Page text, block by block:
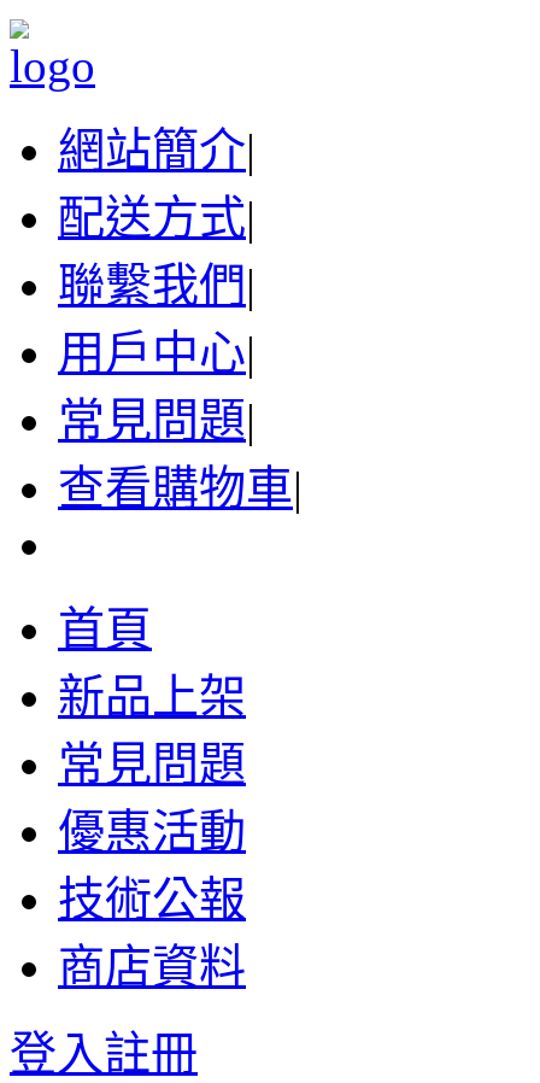
網站簡介|
配送方式|
聯繫我們|
用戶中心|
常見問題|
查看購物車|
首頁
新品上架
常見問題
優惠活動
技術公報
商店資料
登入註冊